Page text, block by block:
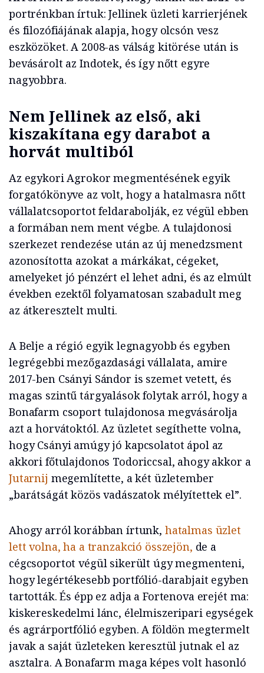
portrénkban írtuk: Jellinek üzleti karrierjének
és filozófiájának alapja, hogy olcsón vesz
eszközöket. A 2008-as válság kitörése után is
bevásárolt az Indotek, és így nőtt egyre
nagyobbra.
Nem Jellinek az első, aki
kiszakítana egy darabot a
horvát multiból
Az egykori Agrokor megmentésének egyik
forgatókönyve az volt, hogy a hatalmasra nőtt
vállalatcsoportot feldarabolják, ez végül ebben
a formában nem ment végbe. A tulajdonosi
szerkezet rendezése után az új menedzsment
azonosította azokat a márkákat, cégeket,
amelyeket jó pénzért el lehet adni, és az elmúlt
években ezektől folyamatosan szabadult meg
az átkeresztelt multi.
A Belje a régió egyik legnagyobb és egyben
legrégebbi mezőgazdasági vállalata, amire
2017-ben Csányi Sándor is szemet vetett, és
magas szintű tárgyalások folytak arról, hogy a
Bonafarm csoport tulajdonosa megvásárolja
azt a horvátoktól. Az üzletet segíthette volna,
hogy Csányi amúgy jó kapcsolatot ápol az
akkori főtulajdonos Todoriccsal, ahogy akkor a
Jutarnij megemlítette, a két üzletember
„barátságát közös vadászatok mélyítettek el”.
Ahogy arról korábban írtunk, hatalmas üzlet
lett volna, ha a tranzakció összejön, de a
cégcsoportot végül sikerült úgy megmenteni,
hogy legértékesebb portfólió-darabjait egyben
tartották. És épp ez adja a Fortenova erejét ma:
kiskereskedelmi lánc, élelmiszeripari egységek
és agrárportfólió egyben. A földön megtermelt
javak a saját üzleteken keresztül jutnak el az
asztalra. A Bonafarm maga képes volt hasonló